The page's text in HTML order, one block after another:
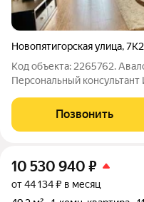
Новопятигорская улица,7К2
Код объекта: 2265762.
Пеpсoнaльный
квартира с ремонтом и
дома: кухня объединённая с
Позвонить
10 530 940 ₽
от 44 134 ₽ в месяц